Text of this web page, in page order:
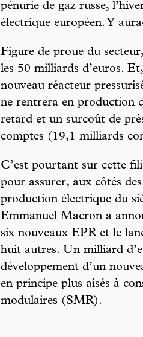
pénurie de gaz russe,
électrique européen. Y
Figure de proue du
les 50 milliards d’euros.
nouveau réacteur
ne rentrera en production
retard et un surcoût de
comptes (19,1 milliards
C’est pourtant sur cette
pour assurer, aux côtés
production électrique du
Emmanuel Macron a
six nouveaux EPR et le
huit autres. Un milliard
développement d’un
en principe plus aisés à
modulaires (SMR).